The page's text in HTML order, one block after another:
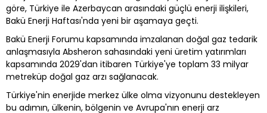
göre, Türkiye ile Azerbaycan arasındaki güçlü enerji ilişkileri,
Bakü Enerji Haftası'nda yeni bir aşamaya geçti.
Bakü Enerji Forumu kapsamında imzalanan doğal gaz tedarik
anlaşmasıyla Absheron sahasındaki yeni üretim yatırımları
kapsamında 2029'dan itibaren Türkiye'ye toplam 33 milyar
metreküp doğal gaz arzı sağlanacak.
Türkiye'nin enerjide merkez ülke olma vizyonunu destekleyen
bu adımın, ülkenin, bölgenin ve Avrupa'nın enerji arz